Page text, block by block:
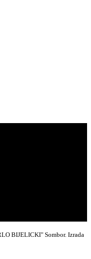
BIJELICKI" Sombor. Izrada